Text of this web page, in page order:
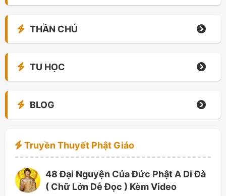
THẦN CHÚ
TU HỌC
BLOG
Truyền Thuyết Phật Giáo
48 Đại Nguyện Của Đức Phật A Di Đà
( Chữ Lớn Dễ Đọc ) Kèm Video